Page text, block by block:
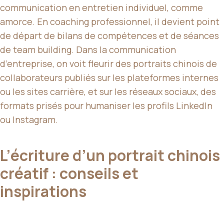
communication en entretien individuel, comme
amorce. En coaching professionnel, il devient point
de départ de bilans de compétences et de séances
de team building. Dans la communication
d’entreprise, on voit fleurir des portraits chinois de
collaborateurs publiés sur les plateformes internes
ou les sites carrière, et sur les réseaux sociaux, des
formats prisés pour humaniser les profils LinkedIn
ou Instagram.
L’écriture d’un portrait chinois
créatif : conseils et
inspirations